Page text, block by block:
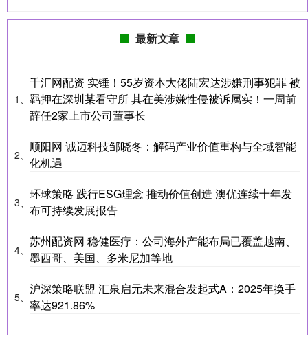
最新文章
1、
千汇网配资 实锤！55岁资本大佬陆宏达涉嫌刑事犯罪 被
羁押在深圳某看守所 其在美涉嫌性侵被诉属实！一周前
辞任2家上市公司董事长
2、
顺阳网 诚迈科技邹晓冬：解码产业价值重构与全域智能
化机遇
3、
环球策略 践行ESG理念 推动价值创造 澳优连续十年发
布可持续发展报告
4、
苏州配资网 稳健医疗：公司海外产能布局已覆盖越南、
墨西哥、美国、多米尼加等地
5、
沪深策略联盟 汇泉启元未来混合发起式A：2025年换手
率达921.86%